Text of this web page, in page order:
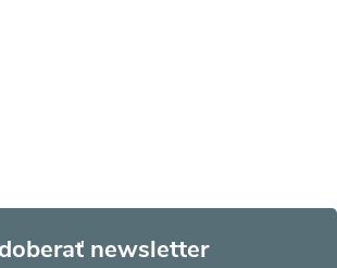
newsletter